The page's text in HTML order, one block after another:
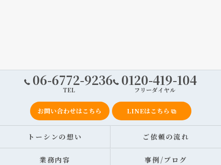
06-6772-9236
TEL
0120-419-104
フリーダイヤル
お問い合わせはこちら LINEはこちら
トーシンの想い ご依頼の流れ
業務内容 事例/ブログ